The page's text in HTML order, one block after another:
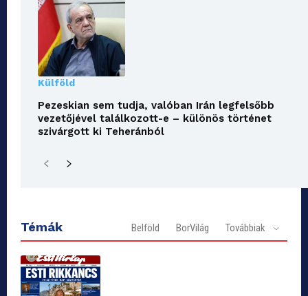
Külföld
Pezeskian sem tudja, valóban Irán legfelsőbb
vezetőjével találkozott-e – különös történet
szivárgott ki Teheránból
Témák Belföld BorVilág Továbbiak